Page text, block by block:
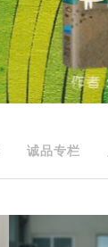
诚品专栏